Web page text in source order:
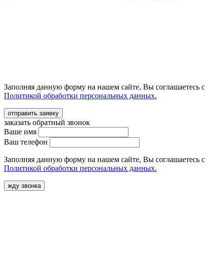
Заполняя данную форму на нашем сайте, Вы соглашаетесь с
Политикой обработки персональных данных.
отправить заявку
заказать обратный звонок
Ваше имя
Ваш телефон
Заполняя данную форму на нашем сайте, Вы соглашаетесь с
Политикой обработки персональных данных.
жду звонка